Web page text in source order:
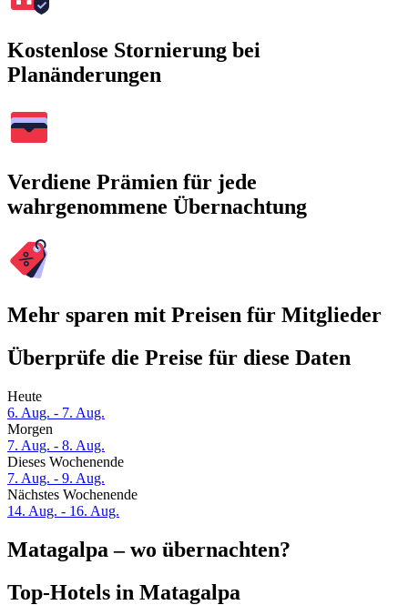
Kostenlose Stornierung bei
Planänderungen
Verdiene Prämien für jede
wahrgenommene Übernachtung
Mehr sparen mit Preisen für Mitglieder
Überprüfe die Preise für diese Daten
Heute
6. Aug. - 7. Aug.
Morgen
7. Aug. - 8. Aug.
Dieses Wochenende
7. Aug. - 9. Aug.
Nächstes Wochenende
14. Aug. - 16. Aug.
Matagalpa – wo übernachten?
Top-Hotels in Matagalpa